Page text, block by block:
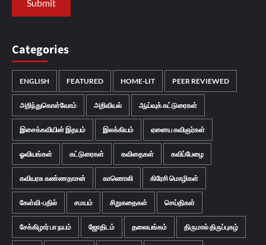
Categories
ENGLISH FEATURED HOME-LIT PEER REVIEWED
அறிந்துகொள்வோம் அறிவியல் ஆய்வுக் கட்டுரைகள்
இசைக்கவியின் இதயம் இலக்கியம் ஏனைய கவிஞர்கள்
ஓவியங்கள் கட்டுரைகள் கவிதைகள் கவிப்பேழை
கவியரசு கண்ணதாசன் காணொலி கிரேசி மொழிகள்
கேள்வி-பதில் சமயம் சிறுகதைகள் செய்திகள்
சேக்கிழார் பா நயம் ஜோதிடம் தலையங்கம் திருமால் திருப்புகழ்